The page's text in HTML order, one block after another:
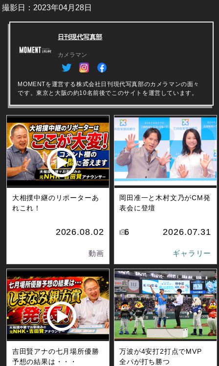
撮影日：2023年04月28日
日刊現代写真部
カメラマン
MOMENTを運営する株式会社日刊現代写真部のカメラマンの面々
です。東京と大阪の約10名前後でこのサイトを運営しています。
大相撲中継のリポーターあ
れこれ！
2026.08.02
動画
岡田准一と木村文乃がCM発
表会に登壇
6 2026.07.31
ギャラリー
吉田賢アナの七月場所優勝
予想の結果は・・・
万波が4安打2打点でMVP
全パが打ち勝つ